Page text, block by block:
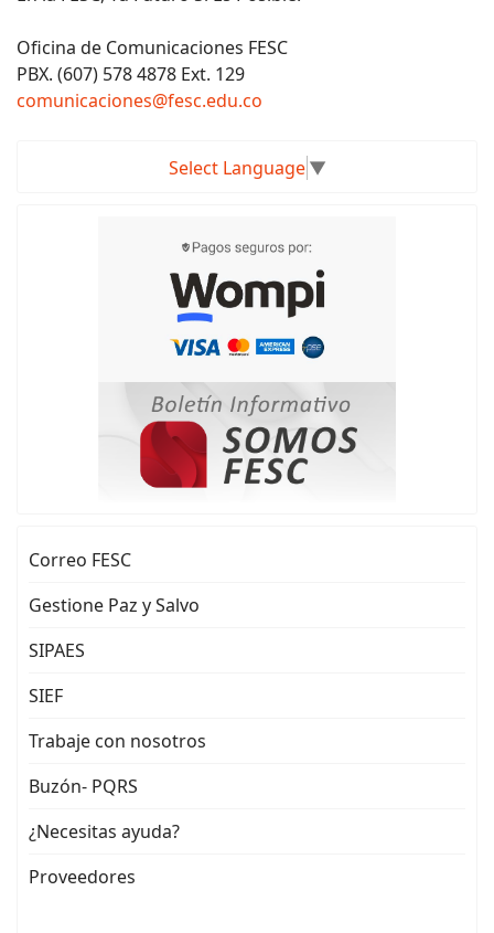
Oficina de Comunicaciones FESC
PBX. (607) 578 4878 Ext. 129
comunicaciones@fesc.edu.co
Select Language▼
Correo FESC
Gestione Paz y Salvo
SIPAES
SIEF
Trabaje con nosotros
Buzón- PQRS
¿Necesitas ayuda?
Proveedores